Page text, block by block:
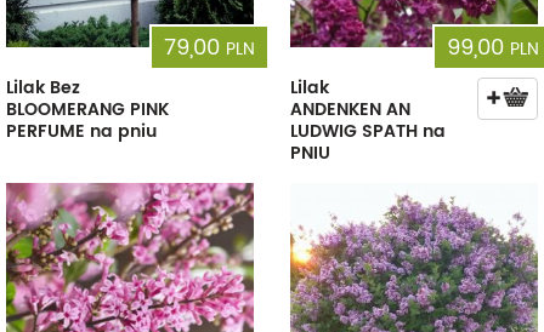
79,00 PLN
Lilak Bez
BLOOMERANG PINK
PERFUME na pniu
99,00 PLN
Lilak
ANDENKEN AN
LUDWIG SPATH na
PNIU